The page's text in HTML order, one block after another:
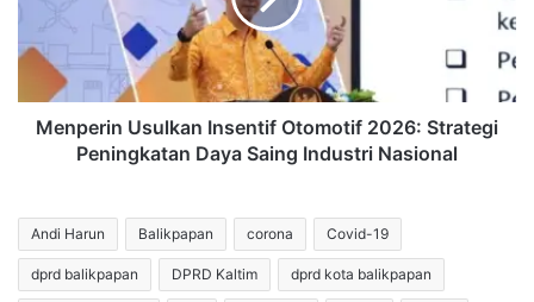
Peningkatan
Saing
Industri
Nasional
Menperin Usulkan Insentif Otomotif 2026: Strategi
Peningkatan Daya Saing Industri Nasional
Andi Harun Balikpapan corona Covid-19
dprd balikpapan DPRD Kaltim dprd kota balikpapan